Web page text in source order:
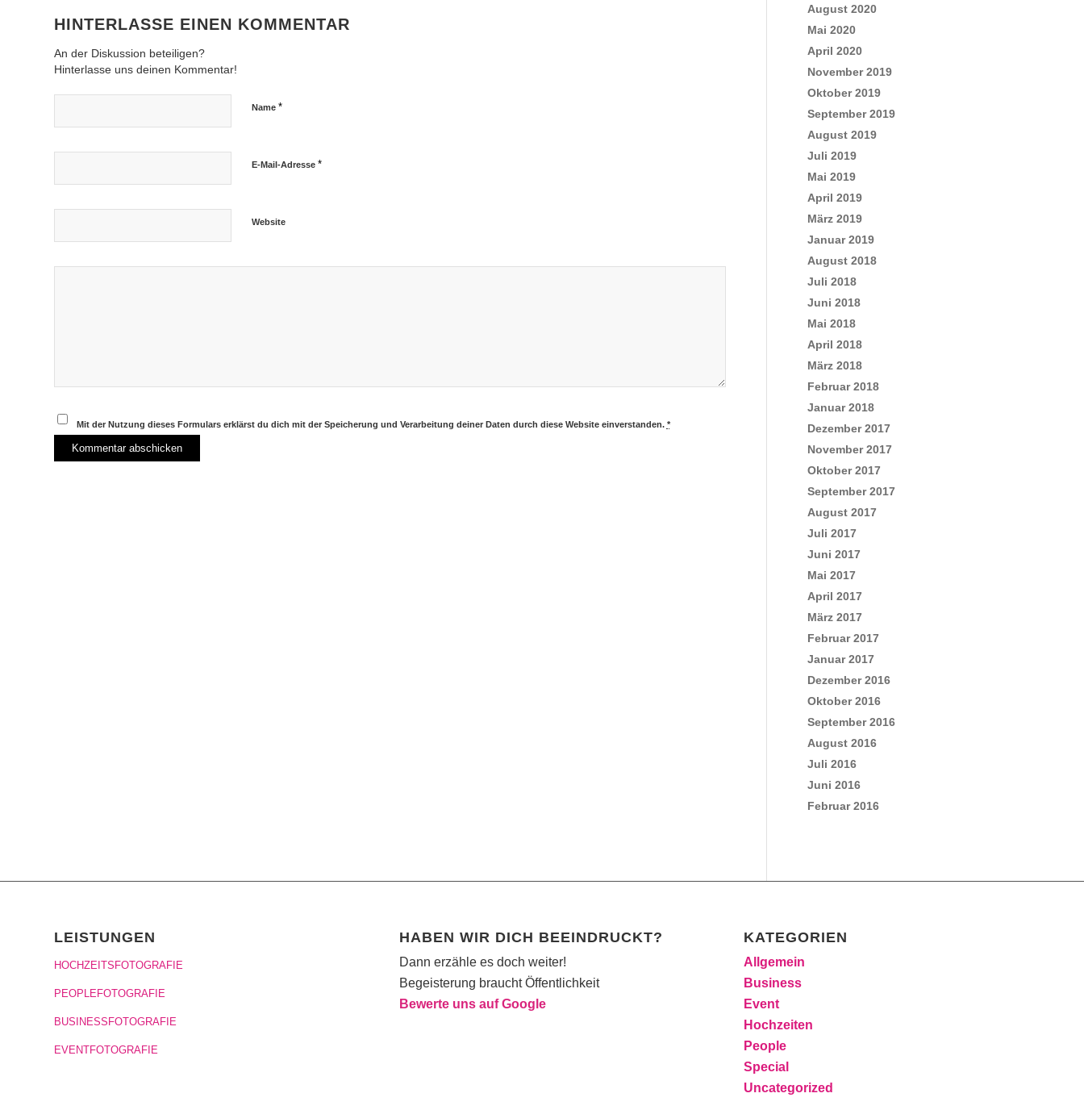
HINTERLASSE EINEN KOMMENTAR
An der Diskussion beteiligen?
Hinterlasse uns deinen Kommentar!
Name *
E-Mail-Adresse *
Website
Mit der Nutzung dieses Formulars erklärst du dich mit der Speicherung und Verarbeitung deiner Daten durch diese Website einverstanden. *
August 2020
Mai 2020
April 2020
November 2019
Oktober 2019
September 2019
August 2019
Juli 2019
Mai 2019
April 2019
März 2019
Januar 2019
August 2018
Juli 2018
Juni 2018
Mai 2018
April 2018
März 2018
Februar 2018
Januar 2018
Dezember 2017
November 2017
Oktober 2017
September 2017
August 2017
Juli 2017
Juni 2017
Mai 2017
April 2017
März 2017
Februar 2017
Januar 2017
Dezember 2016
Oktober 2016
September 2016
August 2016
Juli 2016
Juni 2016
Februar 2016
LEISTUNGEN
HOCHZEITSFOTOGRAFIE
PEOPLEFOTOGRAFIE
BUSINESSFOTOGRAFIE
EVENTFOTOGRAFIE
HABEN WIR DICH BEEINDRUCKT?
Dann erzähle es doch weiter!
Begeisterung braucht Öffentlichkeit
Bewerte uns auf Google
KATEGORIEN
Allgemein
Business
Event
Hochzeiten
People
Special
Uncategorized